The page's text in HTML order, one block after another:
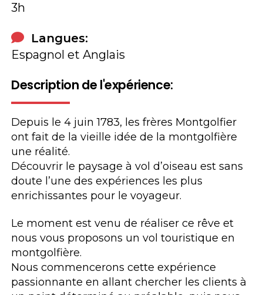
3h
Langues:
Espagnol et Anglais
Description de l'expérience:
Depuis le 4 juin 1783, les frères Montgolfier
ont fait de la vieille idée de la montgolfière
une réalité.
Découvrir le paysage à vol d’oiseau est sans
doute l’une des expériences les plus
enrichissantes pour le voyageur.
Le moment est venu de réaliser ce rêve et
nous vous proposons un vol touristique en
montgolfière.
Nous commencerons cette expérience
passionnante en allant chercher les clients à